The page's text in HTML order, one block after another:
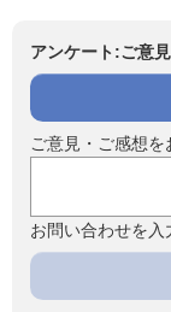
アンケート:ご意
ご意見・ご感想
お問い合わせを